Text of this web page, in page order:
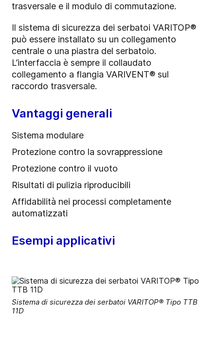
trasversale e il modulo di commutazione.
Il sistema di sicurezza dei serbatoi VARITOP®
può essere installato su un collegamento
centrale o una piastra del serbatoio.
L’interfaccia è sempre il collaudato
collegamento a flangia VARIVENT® sul
raccordo trasversale.
Vantaggi generali
Sistema modulare
Protezione contro la sovrappressione
Protezione contro il vuoto
Risultati di pulizia riproducibili
Affidabilità nei processi completamente
automatizzati
Esempi applicativi
Sistema di sicurezza dei serbatoi VARITOP® Tipo TTB
11D